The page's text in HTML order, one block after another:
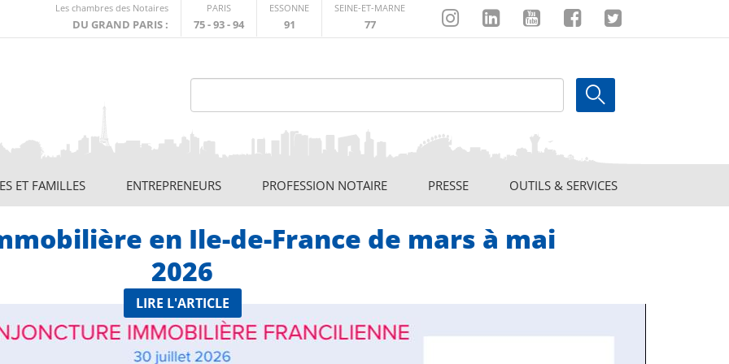
Les chambres des Notaires
DU GRAND PARIS :
externe
PARIS
75 - 93 - 94
ESSONNE
91
SEINE-ET-MARNE
77
InstagramLinkedinYoutubeFacebookTwitter
ET FAMILLES ENTREPRENEURS PROFESSION NOTAIRE PRESSE OUTILS & SERVICES
en Ile-de-France de mars à mai
2026
LIRE L'ARTICLE